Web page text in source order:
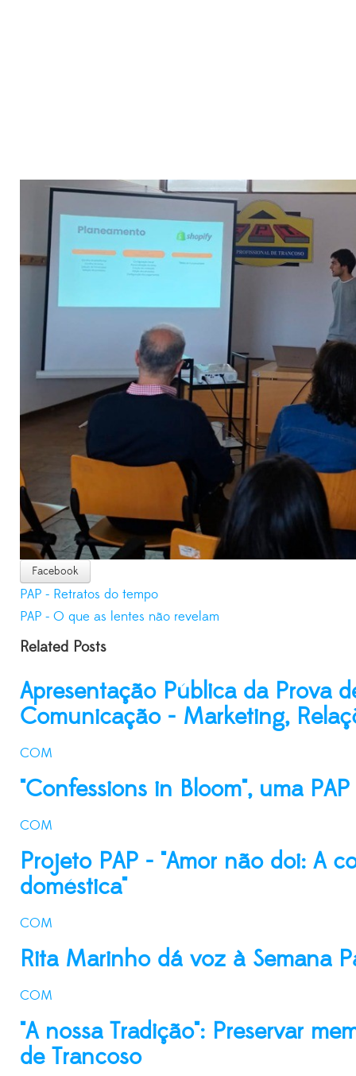
Facebook
PAP - Retratos do tempo
PAP - O que as lentes não revelam
Related Posts
Apresentação Pública da Prova
Comunicação - Marketing,
COM
"Confessions in Bloom", uma
COM
Projeto PAP - "Amor não doi: A
doméstica"
COM
Rita Marinho dá voz à Semana
COM
"A nossa Tradição": Preservar
de Trancoso